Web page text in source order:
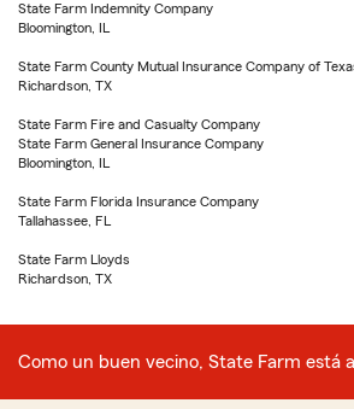
State Farm Indemnity Company
Bloomington, IL
State Farm County Mutual Insurance Company of
Richardson, TX
State Farm Fire and Casualty Company
State Farm General Insurance Company
Bloomington, IL
State Farm Florida Insurance Company
Tallahassee, FL
State Farm Lloyds
Richardson, TX
Como un buen vecino, State Farm está